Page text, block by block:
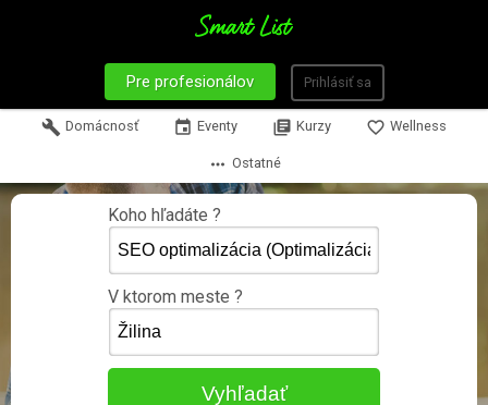
Pre profesionálov Prihlásiť sa
build Domácnosť event Eventy library_books Kurzy favorite_border Wellness
more_horiz Ostatné
Koho hľadáte ?
V ktorom meste ?